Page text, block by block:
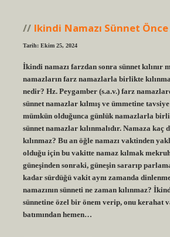
Ikindi Namazı Sünnet Önce
Tarih: Ekim 25, 2024
İkindi namazı farzdan sonra sünnet kılınır
namazların farz namazlarla birlikte
nedir? Hz. Peygamber (s.a.v.) farz
sünnet namazlar kılmış ve ümmetine
mümkün olduğunca günlük namazlarla
sünnet namazlar kılınmalıdır. Namaza kaç
kılınmaz? Bu an öğle namazı vaktinden
olduğu için bu vakitte namaz kılmak
güneşinden sonraki, güneşin sararıp
kadar sürdüğü vakit aynı zamanda
namazının sünneti ne zaman kılınmaz?
sünnetine özel bir önem verip, onu kerahat
batımından hemen…